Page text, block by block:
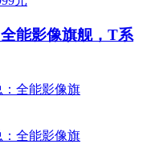
能影像旗舰，T系